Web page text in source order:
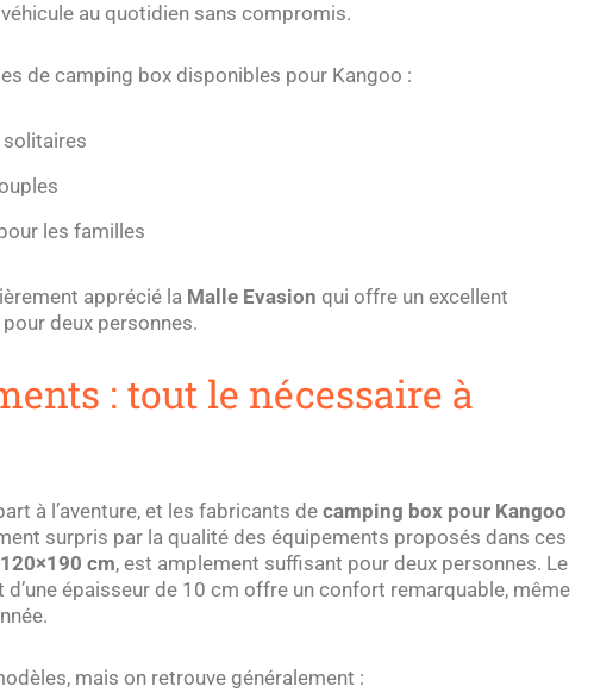
au quotidien sans compromis.
de camping box disponibles pour Kangoo :
solitaires
les familles
apprécié la Malle Evasion qui offre un excellent
deux personnes.
: tout le nécessaire à
à l’aventure, et les fabricants de camping box pour Kangoo
surpris par la qualité des équipements proposés dans ces
120×190 cm, est amplement suffisant pour deux personnes. Le
épaisseur de 10 cm offre un confort remarquable, même
mais on retrouve généralement :